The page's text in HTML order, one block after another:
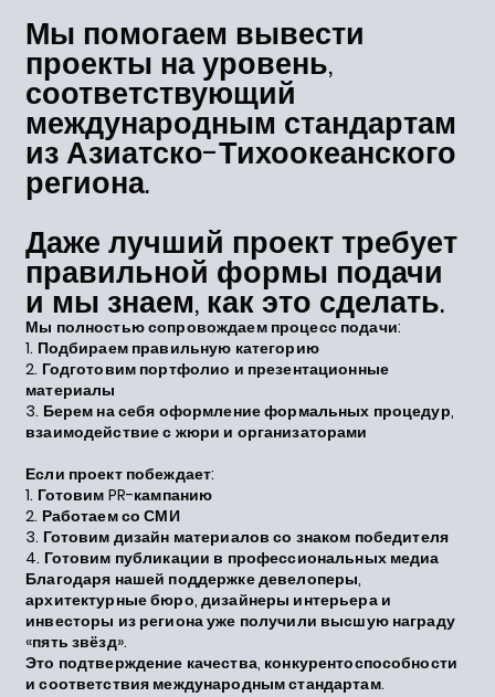
Мы помогаем вывести
проекты на уровень,
соответствующий
международным стандартам
из Азиатско-Тихоокеанского
региона.
Даже лучший проект требует
правильной формы подачи
и мы знаем, как это сделать.
Мы полностью сопровождаем процесс подачи:
1. Подбираем правильную категорию
2. Годготовим портфолио и презентационные
материалы
3. Берем на себя оформление формальных процедур,
взаимодействие с жюри и организаторами
Если проект побеждает:
1. Готовим PR-кампанию
2. Работаем со СМИ
3. Готовим дизайн материалов со знаком победителя
4. Готовим публикации в профессиональных медиа
Благодаря нашей поддержке девелоперы,
архитектурные бюро, дизайнеры интерьера и
инвесторы из региона уже получили высшую награду
«пять звёзд».
Это подтверждение качества, конкурентоспособности
и соответствия международным стандартам.